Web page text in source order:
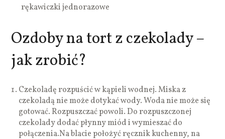
rękawiczki jednorazowe
Ozdoby na tort z czekolady –
jak zrobić?
Czekoladę rozpuścić w kąpieli wodnej. Miska z
czekoladą nie może dotykać wody. Woda nie może się
gotować. Rozpuszczać powoli. Do rozpuszczonej
czekolady dodać płynny miód i wymieszać do
połączenia.Na blacie położyć ręcznik kuchenny, na